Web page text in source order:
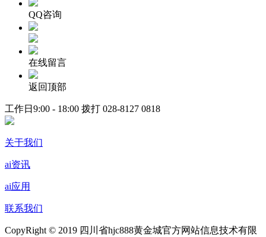
QQ咨询
在线留言
返回顶部
工作日9:00 - 18:00 拨打 028-8127 0818
关于我们
ai资讯
ai应用
联系我们
CopyRight © 2019 四川省hjc888黄金城官方网站信息技术有限